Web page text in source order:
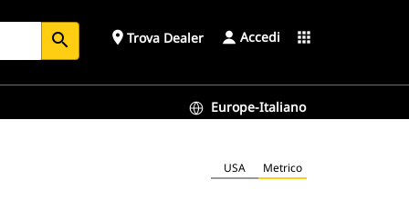
search place Trova Dealer Accedi apps
Europe-Italiano
USA Metrico